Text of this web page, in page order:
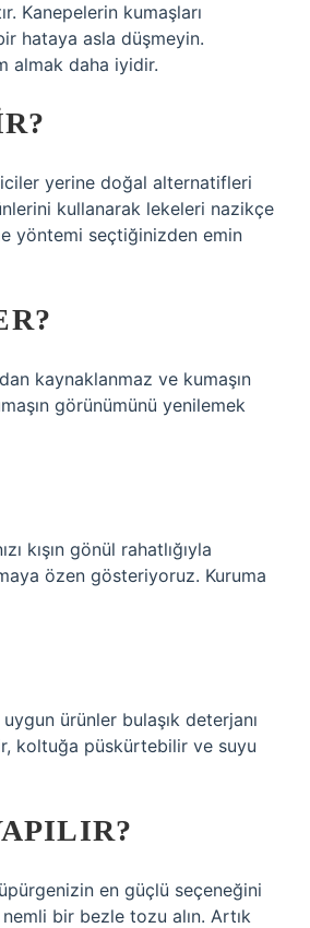
Kanepelerin kumaşları
hataya asla düşmeyin.
almak daha iyidir.
yerine doğal alternatifleri
kullanarak lekeleri nazikçe
yöntemi seçtiğinizden emin
kaynaklanmaz ve kumaşın
görünümünü yenilemek
kışın gönül rahatlığıyla
özen gösteriyoruz. Kuruma
ürünler bulaşık deterjanı
koltuğa püskürtebilir ve suyu
en güçlü seçeneğini
bir bezle tozu alın. Artık